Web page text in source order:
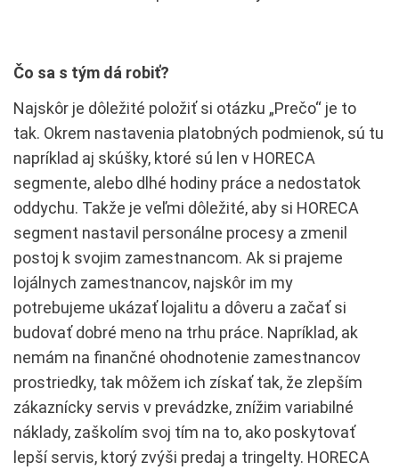
Čo sa s tým dá robiť?
Najskôr je dôležité položiť si otázku „Prečo“ je to
tak. Okrem nastavenia platobných podmienok, sú tu
napríklad aj skúšky, ktoré sú len v HORECA
segmente, alebo dlhé hodiny práce a nedostatok
oddychu. Takže je veľmi dôležité, aby si HORECA
segment nastavil personálne procesy a zmenil
postoj k svojim zamestnancom. Ak si prajeme
lojálnych zamestnancov, najskôr im my
potrebujeme ukázať lojalitu a dôveru a začať si
budovať dobré meno na trhu práce. Napríklad, ak
nemám na finančné ohodnotenie zamestnancov
prostriedky, tak môžem ich získať tak, že zlepším
zákaznícky servis v prevádzke, znížim variabilné
náklady, zaškolím svoj tím na to, ako poskytovať
lepší servis, ktorý zvýši predaj a tringelty. HORECA